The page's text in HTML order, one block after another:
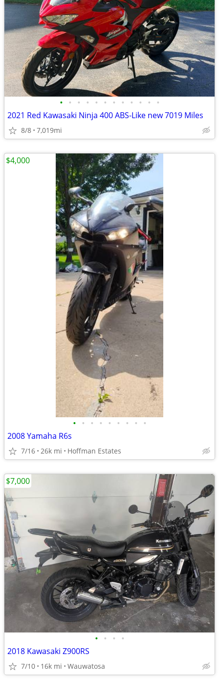
• • • • • • • • • • • •
2021 Red Kawasaki Ninja 400 ABS-Like new 7019 Miles
8/8 7,019mi
• • • • • • • • •
2008 Yamaha R6s
7/16 26k mi Hoffman Estates
$4,000
• • • •
2018 Kawasaki Z900RS
7/10 16k mi Wauwatosa
$7,000